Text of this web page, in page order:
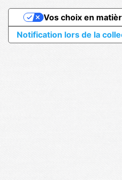
Notification lors de la
Vos choix en